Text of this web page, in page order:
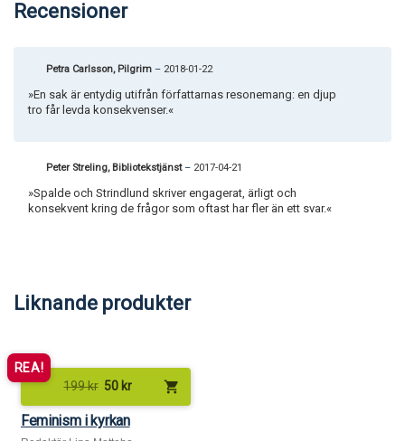
Recensioner
Petra Carlsson, Pilgrim – 2018-01-22
»En sak är entydig utifrån författarnas resonemang: en djup
tro får levda konsekvenser.«
Peter Streling, Bibliotekstjänst– 2017-04-21
»Spalde och Strindlund skriver engagerat, ärligt och
konsekvent kring de frågor som oftast har fler än ett svar.«
Liknande produkter
REA!
199kr 50 kr shopping_cart
Feminism i kyrkan